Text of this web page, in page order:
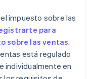
impuesto sobre las
para
sobre las ventas.
está regulado
individualmente en